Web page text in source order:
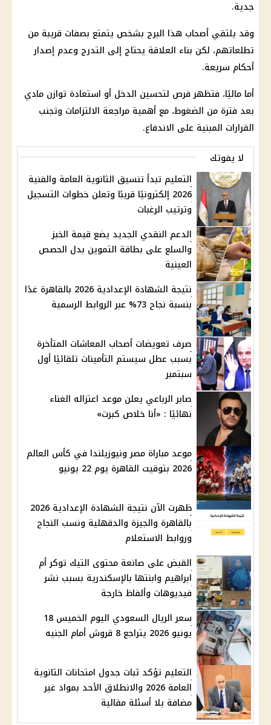
جدية.
وقد يلتقي أصحاب هذا البرج بشخص يتمتع بصفات قريبة من
تطلعاتهم، لكن بناء العلاقة يحتاج إلى التدرج وعدم إصدار
أحكام سريعة.
أما ماليًا، فتظهر فرص لتحسين الدخل أو استعادة توازن مادي
بعد فترة من الضغوط، مع أهمية مراجعة الالتزامات وتجنب
القرارات المبنية على الاندفاع.
لا يفوتك
التعليم تبدأ تنسيق الثانوية العامة والفنية
2026 إلكترونيًا قريبًا وتعلن خطوات التسجيل
وترتيب الرغبات
الدعم النقدي الجديد يضع قيمة الخبز
والسلع على بطاقة التموين بدل الحصص
العينية
نتيجة الشهادة الإعدادية 2026 بالقاهرة غدًا
بنسبة نجاح 73% عبر الروابط الرسمية
صرف تعويضات أصحاب المعاشات المتأخرة
بسبب عطل سيستم التأمينات تلقائيًا أول
سبتمبر
صابر الرباعي يعلن موعد اعتزاله الغناء
نهائيًا : «أنا خلاص كبرت»
موعد مباراة مصر ونيوزيلندا في كأس العالم
2026 بتوقيت القاهرة يوم 22 يونيو
ظهرت الآن نتيجة الشهادة الإعدادية 2026
بالقاهرة والجيزة والدقهلية ونسب النجاح
وروابط الاستعلام
القبض على صانعة محتوى التيك توكر أم
ابراهيم وابنتها بالإسكندرية بسبب نشر
فيديوهات وألفاظ خارجة
سعر الريال السعودي اليوم الخميس 18
يونيو 2026 يتراجع 8 قروش أمام الجنيه
التعليم تؤكد ثبات جدول امتحانات الثانوية
العامة 2026 والانطلاق الأحد بمواد غير
مضافة بلا أسئلة مقالية